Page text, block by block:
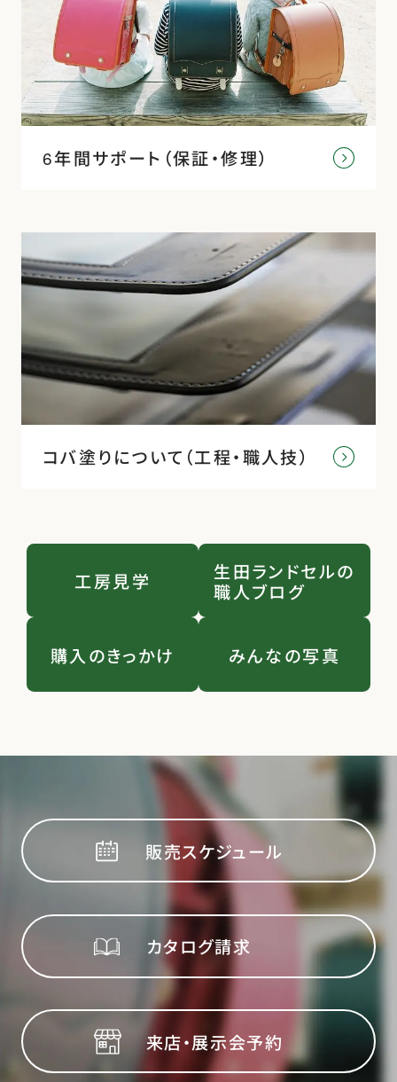
6年間サポート（保証・修理）
コバ塗りについて（工程・職人技）
工房見学
生田ランドセルの
職人ブログ
購入のきっかけ みんなの写真
販売スケジュール
カタログ請求
来店・展示会予約